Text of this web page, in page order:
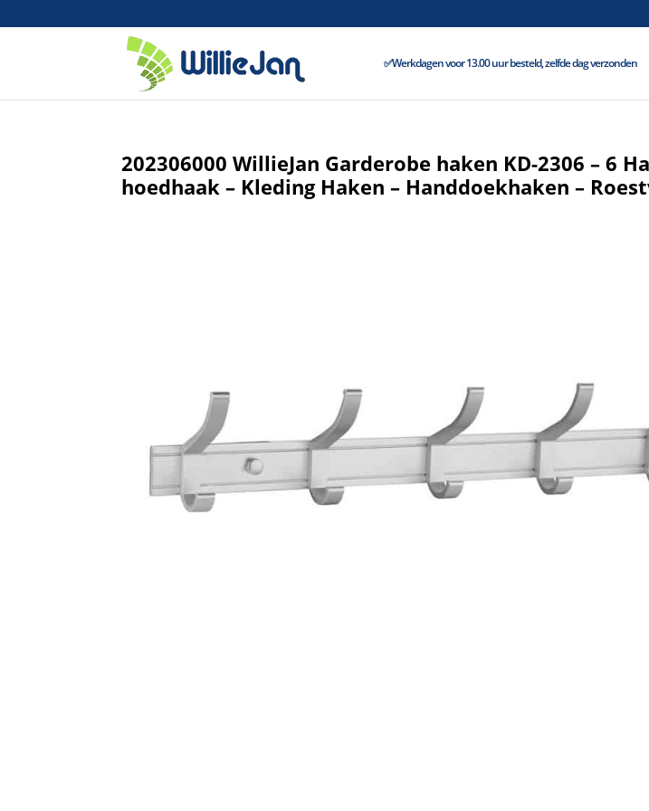
✅Werkdagen voor 13.00 uur besteld, zelfde dag verzonden
202306000 WillieJan Garderobe haken KD-2306 – 6
hoedhaak – Kleding Haken – Handdoekhaken –